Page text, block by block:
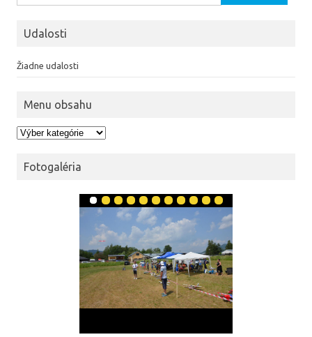
Udalosti
Žiadne udalosti
Menu obsahu
Menu obsahu
Fotogaléria